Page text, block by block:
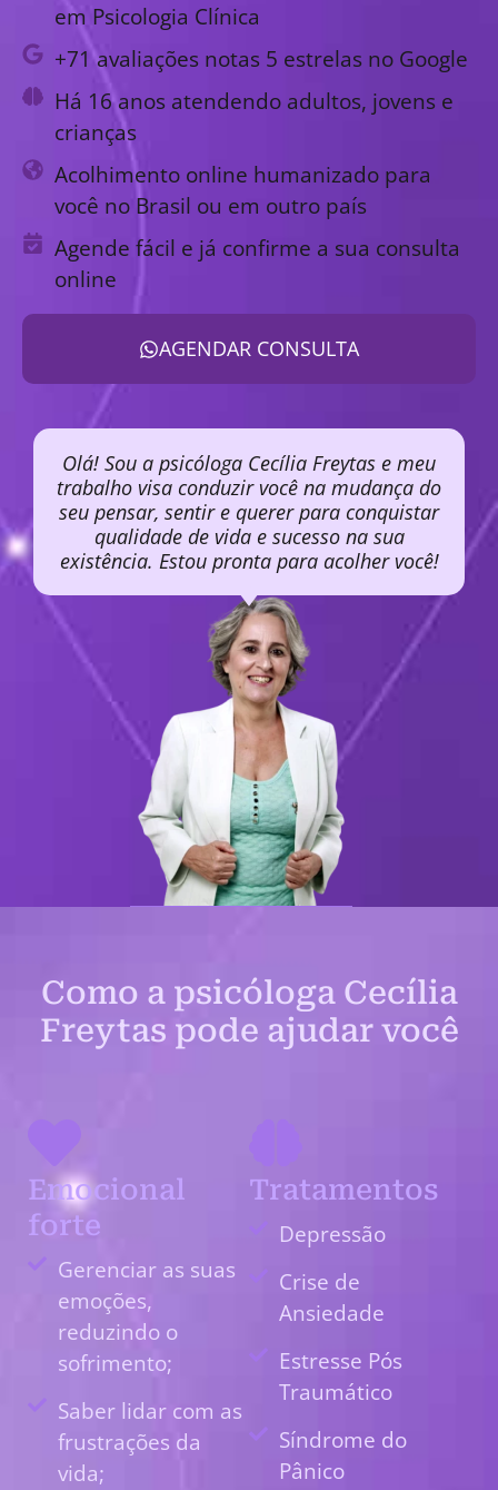
em Psicologia Clínica
+71 avaliações notas 5 estrelas no Google
Há 16 anos atendendo adultos, jovens e
crianças
Acolhimento online humanizado para
você no Brasil ou em outro país
Agende fácil e já confirme a sua consulta
online
AGENDAR CONSULTA
Olá! Sou a psicóloga Cecília Freytas e meu
trabalho visa conduzir você na mudança do
seu pensar, sentir e querer para conquistar
qualidade de vida e sucesso na sua
existência. Estou pronta para acolher você!
Como a psicóloga Cecília
Freytas pode ajudar você
Emocional
forte
Gerenciar as suas
emoções,
reduzindo o
sofrimento;
Saber lidar com as
frustrações da
vida;
Tratamentos
Depressão
Crise de
Ansiedade
Estresse Pós
Traumático
Síndrome do
Pânico